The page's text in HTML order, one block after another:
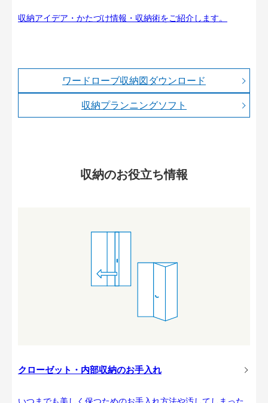
収納アイデア・かたづけ情報・収納術をご紹介します。
ワードローブ収納図ダウンロード
収納プランニングソフト
収納のお役立ち情報
クローゼット・内部収納のお手入れ